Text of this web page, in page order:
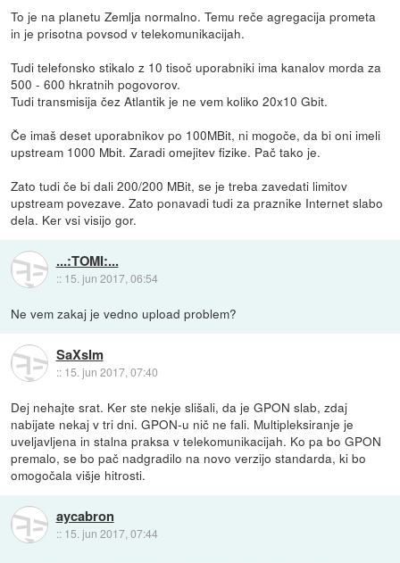
To je na planetu Zemlja normalno. Temu reče agregacija prometa
in je prisotna povsod v telekomunikacijah.
Tudi telefonsko stikalo z 10 tisoč uporabniki ima kanalov morda za
500 - 600 hkratnih pogovorov.
Tudi transmisija čez Atlantik je ne vem koliko 20x10 Gbit.
Če imaš deset uporabnikov po 100MBit, ni mogoče, da bi oni imeli
upstream 1000 Mbit. Zaradi omejitev fizike. Pač tako je.
Zato tudi če bi dali 200/200 MBit, se je treba zavedati limitov
upstream povezave. Zato ponavadi tudi za praznike Internet slabo
dela. Ker vsi visijo gor.
...:TOMI:...
:: 15. jun 2017, 06:54
Ne vem zakaj je vedno upload problem?
SaXsIm
:: 15. jun 2017, 07:40
Dej nehajte srat. Ker ste nekje slišali, da je GPON slab, zdaj
nabijate nekaj v tri dni. GPON-u nič ne fali. Multipleksiranje je
uveljavljena in stalna praksa v telekomunikacijah. Ko pa bo GPON
premalo, se bo pač nadgradilo na novo verzijo standarda, ki bo
omogočala višje hitrosti.
aycabron
:: 15. jun 2017, 07:44